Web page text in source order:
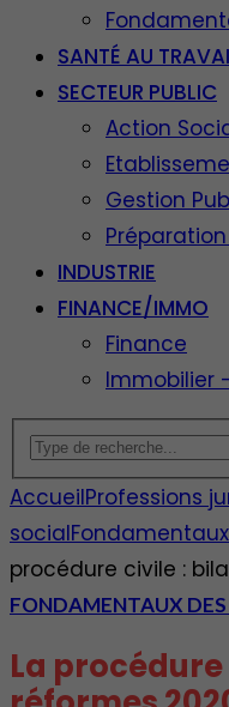
SANTÉ AU
SECTEUR PUBLIC
Action
Gestion
INDUSTRIE
FINANCE/IMMO
Finance
Immobilier
AccueilProfessions
social
procédure civile :
FONDAMENTAUX
La